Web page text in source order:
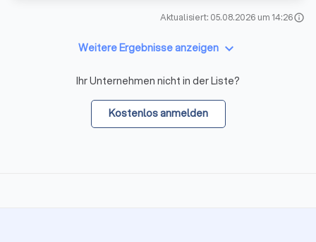
Aktualisiert: 05.08.2026 um 14:26info
Weitere Ergebnisse anzeigen keyboard_arrow_down
Ihr Unternehmen nicht in der Liste?
Kostenlos anmelden